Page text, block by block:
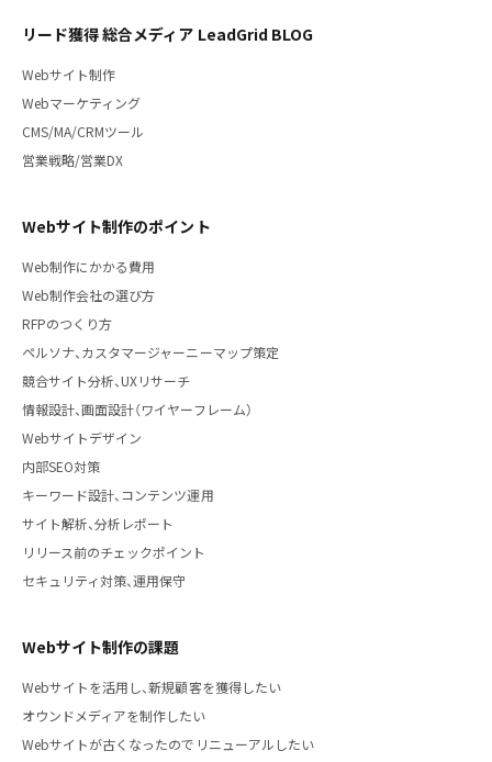
リード獲得 総合メディア LeadGrid BLOG
Webサイト制作
Webマーケティング
CMS/MA/CRMツール
営業戦略/営業DX
Webサイト制作のポイント
Web制作にかかる費用
Web制作会社の選び方
RFPのつくり方
ペルソナ、カスタマージャーニーマップ策定
競合サイト分析、UXリサーチ
情報設計、画面設計（ワイヤーフレーム）
Webサイトデザイン
内部SEO対策
キーワード設計、コンテンツ運用
サイト解析、分析レポート
リリース前のチェックポイント
セキュリティ対策、運用保守
Webサイト制作の課題
Webサイトを活用し、新規顧客を獲得したい
オウンドメディアを制作したい
Webサイトが古くなったのでリニューアルしたい